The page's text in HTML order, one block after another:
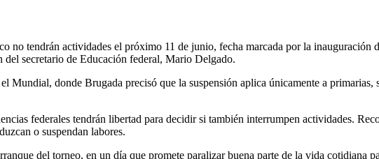
no tendrán actividades el próximo 11 de junio, fecha marcada por la
secretario de Educación federal, Mario Delgado.
Mundial, donde Brugada precisó que la suspensión aplica únicamente a
federales tendrán libertad para decidir si también interrumpen actividades.
o suspendan labores.
del torneo, en un día que promete paralizar buena parte de la vida cotidiana